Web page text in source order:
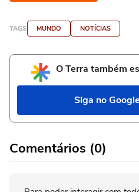
TAGS MUNDO NOTÍCIAS
O Terra também
Siga no
Comentários (0)